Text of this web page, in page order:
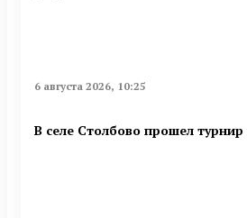
6 августа 2026, 10:25
В селе Столбово прошел турнир